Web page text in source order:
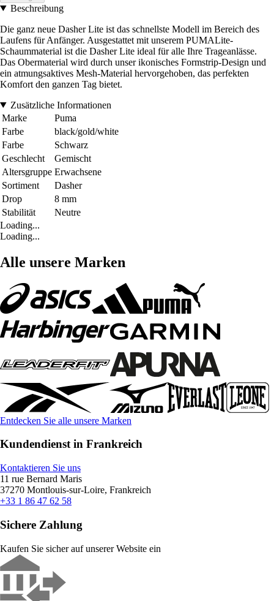
Beschreibung
Die ganz neue Dasher Lite ist das schnellste Modell im Bereich des
Laufens für Anfänger. Ausgestattet mit unserem PUMALite-
Schaummaterial ist die Dasher Lite ideal für alle Ihre Trageanlässe.
Das Obermaterial wird durch unser ikonisches Formstrip-Design und
ein atmungsaktives Mesh-Material hervorgehoben, das perfekten
Komfort den ganzen Tag bietet.
Zusätzliche Informationen
Marke
Puma
Farbe
black/gold/white
Farbe
Schwarz
Geschlecht
Gemischt
Altersgruppe Erwachsene
Sortiment
Dasher
Drop
8 mm
Stabilität
Neutre
Loading...
Loading...
Alle unsere Marken
Entdecken Sie alle unsere Marken
Kundendienst in Frankreich
Kontaktieren Sie uns
11 rue Bernard Maris
37270 Montlouis-sur-Loire, Frankreich
+33 1 86 47 62 58
Sichere Zahlung
Kaufen Sie sicher auf unserer Website ein